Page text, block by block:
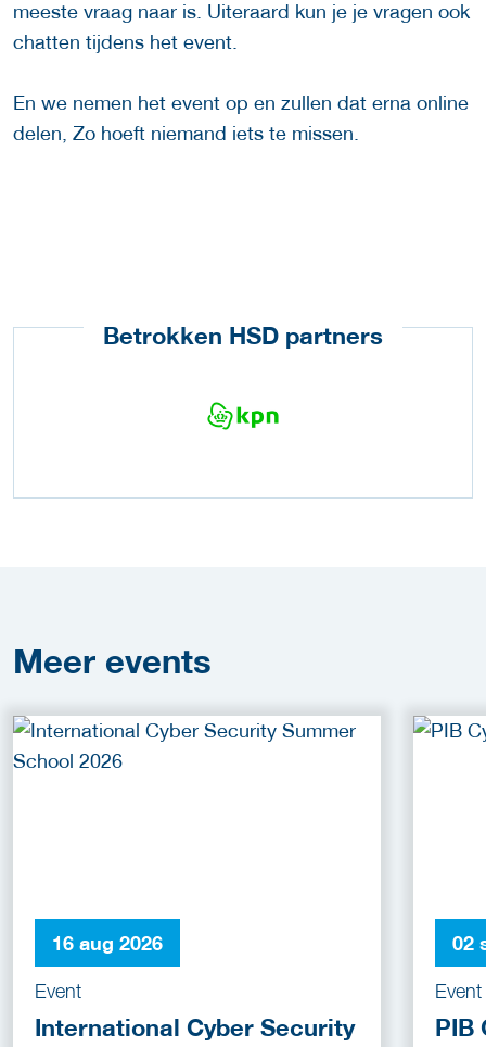
meeste vraag naar is. Uiteraard kun je je vragen ook
chatten tijdens het event.
En we nemen het event op en zullen dat erna online
delen, Zo hoeft niemand iets te missen.
Betrokken HSD partners
Meer events
16 aug 2026
Event
International Cyber Security
02
Event
PIB